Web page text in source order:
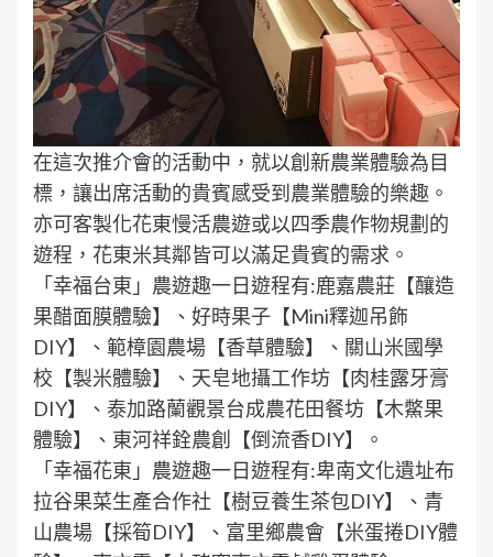
在這次推介會的活動中，就以創新農業體驗為目
標，讓出席活動的貴賓感受到農業體驗的樂趣。
亦可客製化花東慢活農遊或以四季農作物規劃的
遊程，花東米其鄰皆可以滿足貴賓的需求。
「幸福台東」農遊趣一日遊程有:鹿嘉農莊【釀造
果醋面膜體驗】、好時果子【Mini釋迦吊飾
DIY】、範樟園農場【香草體驗】、關山米國學
校【製米體驗】、天皂地攝工作坊【肉桂露牙膏
DIY】、泰加路蘭觀景台成農花田餐坊【木鱉果
體驗】、東河祥銓農創【倒流香DIY】。
「幸福花東」農遊趣一日遊程有:卑南文化遺址布
拉谷果菜生產合作社【樹豆養生茶包DIY】、青
山農場【採筍DIY】、富里鄉農會【米蛋捲DIY體